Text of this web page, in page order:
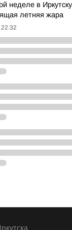
неделе в
летняя жара